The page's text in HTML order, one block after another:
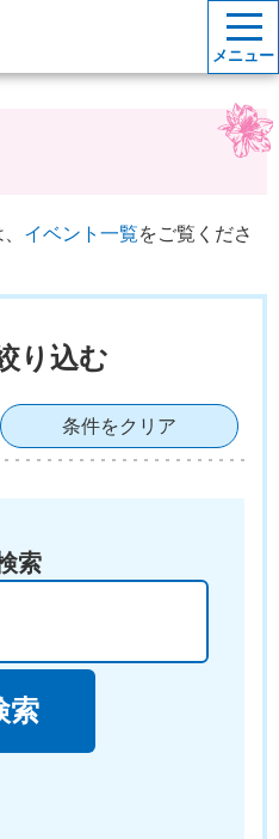
メニュー
イベント一覧をご覧くださ
り込む
条件をクリア
索